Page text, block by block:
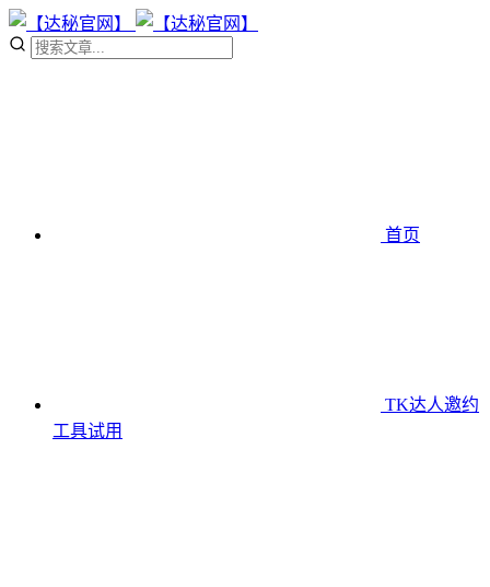
首页
TK达人邀约
工具试用